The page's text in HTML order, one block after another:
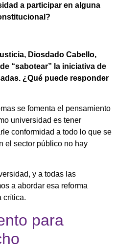
a participar en alguna
Diosdado Cabello,
“sabotear” la iniciativa de
¿Qué puede responder
se fomenta el pensamiento
universidad es tener
conformidad a todo lo que se
el sector público no hay
y a todas las
a abordar esa reforma
crítica.
para